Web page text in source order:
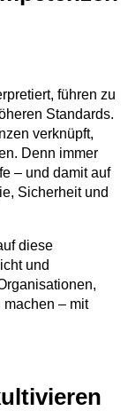
führen zu
Standards.
verknüpft,
Denn immer
– und damit auf
Sicherheit und
diese
und
machen – mit